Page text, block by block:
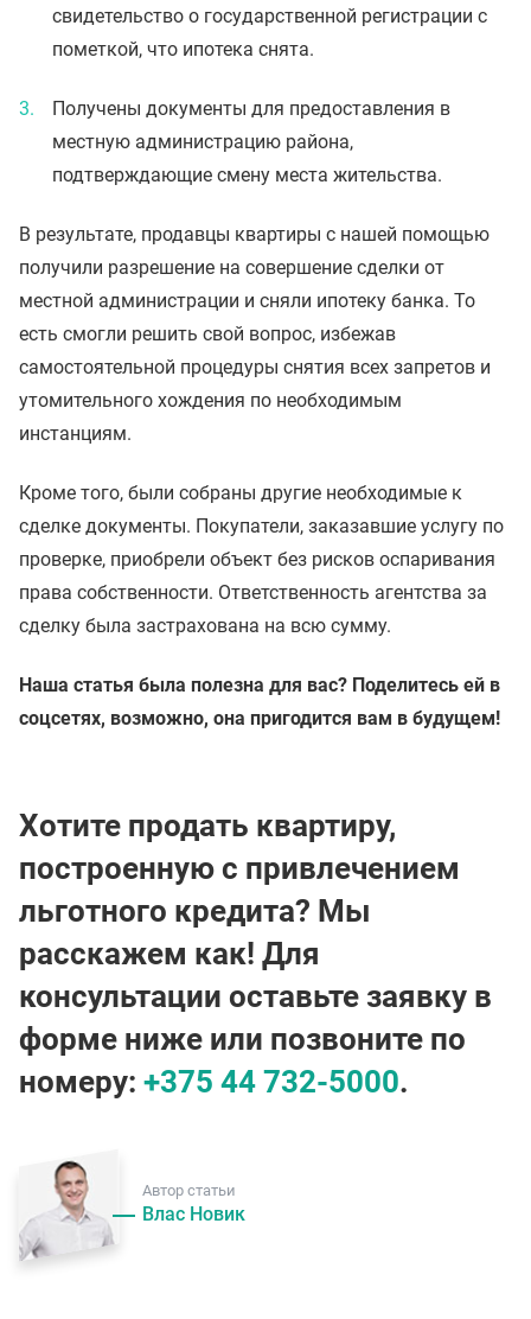
свидетельство о государственной регистрации с
пометкой, что ипотека снята.
Получены документы для предоставления в
местную администрацию района,
подтверждающие смену места жительства.
В результате, продавцы квартиры с нашей помощью
получили разрешение на совершение сделки от
местной администрации и сняли ипотеку банка. То
есть смогли решить свой вопрос, избежав
самостоятельной процедуры снятия всех запретов и
утомительного хождения по необходимым
инстанциям.
Кроме того, были собраны другие необходимые к
сделке документы. Покупатели, заказавшие услугу по
проверке, приобрели объект без рисков оспаривания
права собственности. Ответственность агентства за
сделку была застрахована на всю сумму.
Наша статья была полезна для вас? Поделитесь ей в
соцсетях, возможно, она пригодится вам в будущем!
Хотите продать квартиру,
построенную с привлечением
льготного кредита? Мы
расскажем как! Для
консультации оставьте заявку в
форме ниже или позвоните по
номеру: +375 44 732-5000.
Автор статьи
Влас Новик